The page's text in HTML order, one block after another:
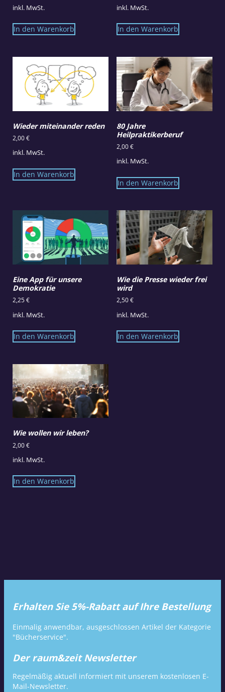
inkl. MwSt.
In den Warenkorb
inkl. MwSt.
In den Warenkorb
Wieder miteinander reden
2,00€
inkl. MwSt.
In den Warenkorb
80 Jahre
Heilpraktikerberuf
2,00€
inkl. MwSt.
In den Warenkorb
Eine App für unsere
Demokratie
2,25€
inkl. MwSt.
In den Warenkorb
Wie die Presse wieder frei
wird
2,50€
inkl. MwSt.
In den Warenkorb
Wie wollen wir leben?
2,00€
inkl. MwSt.
In den Warenkorb
Erhalten Sie 5%-Rabatt auf Ihre Bestellung
Einmalig anwendbar, ausgeschlossen Artikel der Kategorie
"Bücherservice".
Der raum&zeit Newsletter
Regelmäßig aktuell informiert mit unserem kostenlosen E-
Mail-Newsletter.